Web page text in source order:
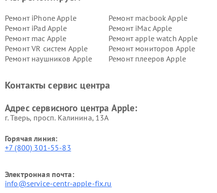
Ремонт iPhone Apple
Ремонт macbook Apple
Ремонт iPad Apple
Ремонт iMac Apple
Ремонт mac Apple
Ремонт apple watch Apple
Ремонт VR систем Apple
Ремонт мониторов Apple
Ремонт наушников Apple
Ремонт плееров Apple
Контакты сервис центра
Адрес сервисного центра Apple:
г. Тверь, просп. Калинина, 13А
Горячая линия:
+7 (800) 301-55-83
Электронная почта:
info@service-centr-apple-fix.ru